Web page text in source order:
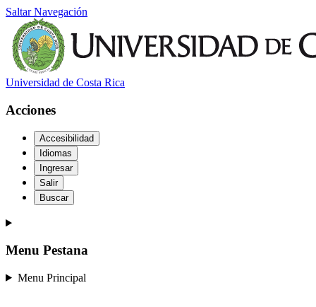
Saltar Navegación
Universidad de Costa Rica
Acciones
Accesibilidad
Idiomas
Ingresar
Salir
Buscar
Menu Pestana
Menu Principal